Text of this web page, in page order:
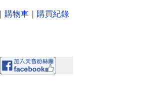
購物車 購買紀錄